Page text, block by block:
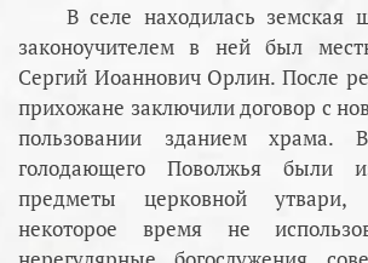
В селе находилась земская
законоучителем в ней был
Сергий Иоаннович Орлин. После
прихожане заключили договор с
пользовании зданием
голодающего Поволжья были
предметы церковной утвари,
некоторое время не